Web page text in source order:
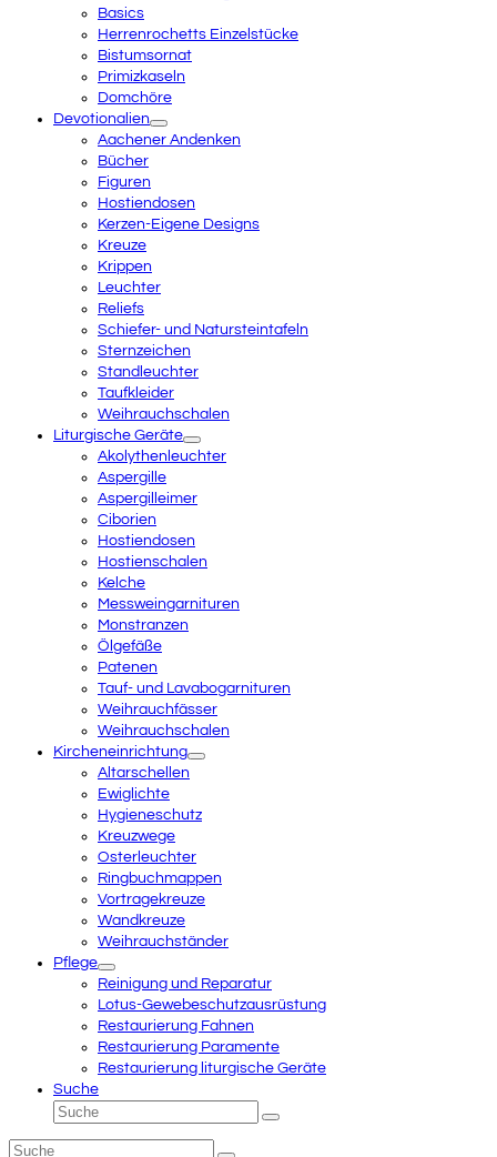
Basics
Herrenrochetts Einzelstücke
Bistumsornat
Primizkaseln
Domchöre
Devotionalien
Aachener Andenken
Bücher
Figuren
Hostiendosen
Kerzen-Eigene Designs
Kreuze
Krippen
Leuchter
Reliefs
Schiefer- und Natursteintafeln
Sternzeichen
Standleuchter
Taufkleider
Weihrauchschalen
Liturgische Geräte
Akolythenleuchter
Aspergille
Aspergilleimer
Ciborien
Hostiendosen
Hostienschalen
Kelche
Messweingarnituren
Monstranzen
Ölgefäße
Patenen
Tauf- und Lavabogarnituren
Weihrauchfässer
Weihrauchschalen
Kircheneinrichtung
Altarschellen
Ewiglichte
Hygieneschutz
Kreuzwege
Osterleuchter
Ringbuchmappen
Vortragekreuze
Wandkreuze
Weihrauchständer
Pflege
Reinigung und Reparatur
Lotus-Gewebeschutzausrüstung
Restaurierung Fahnen
Restaurierung Paramente
Restaurierung liturgische Geräte
Suche
Suche
Senden
Suche